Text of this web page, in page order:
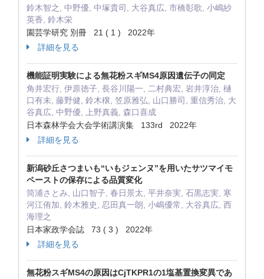
鈴木智之, 中野優, 中塚貴司, 大谷真広, 市橋彰歌, 小嶋紗
英香, 鈴木栄
園芸学研究 別冊 21 ( 1 ) 2022年
詳細を見る
機能証明実験による無花粉スギMS4原因遺伝子の同定
角井宏行, 伊原徳子, 長谷川陽一, 二村典宏, 岩井淳治, 樋
口有未, 藤野健, 鈴木穣, 笠原雅弘, 山口勝司, 重信秀治, 大
谷真広, 中野優, 上野真義, 森口喜成
日本森林学会大会学術講演集 133rd 2022年
詳細を見る
新潟砂丘さつまいも“いもジェンヌ”を用いたサツマイモ
ペーストの保存による品質変化
筒浦さとみ, 山口智子, 春日景太, 平井奈実, 石黒志実, 寒
河江侑加, 鈴木雅史, 忍田真一朗, 小嶋優常, 大谷真広, 西
海理之
日本家政学会誌 73 ( 3 ) 2022年
詳細を見る
無花粉スギMS4の原因はCjTKPR1の1塩基置換変異であ